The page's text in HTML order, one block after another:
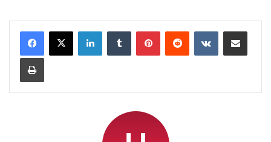
LinkedInTumblr PinterestReddit VKontakteShare via Email
Print